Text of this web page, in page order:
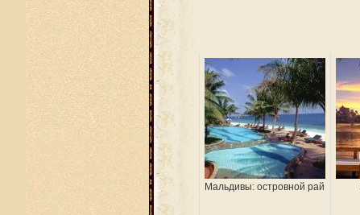
Мальдивы: островной рай